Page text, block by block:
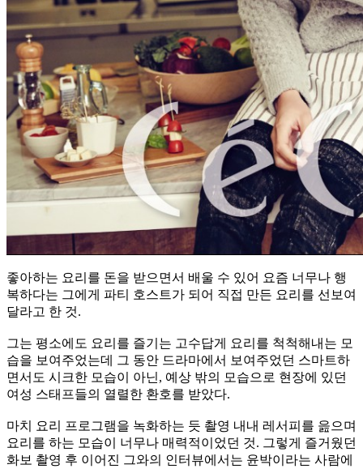
좋아하는 요리를 돈을 받으면서 배울 수 있어 요즘 너무나 행
복하다는 그에게 파티 호스트가 되어 직접 만든 요리를 선보여
달라고 한 것.
그는 평소에도 요리를 즐기는 고수답게 요리를 척척해내는 모
습을 보여주었는데 그 동안 드라마에서 보여주었던 스마트하
면서도 시크한 모습이 아닌, 예상 밖의 모습으로 현장에 있던
여성 스태프들의 열렬한 환호를 받았다.
마치 요리 프로그램을 녹화하는 듯 촬영 내내 레서피를 읊으며
요리를 하는 모습이 너무나 매력적이었던 것. 그렇게 즐거웠던
화보 촬영 후 이어진 그와의 인터뷰에서는 윤박이라는 사람에